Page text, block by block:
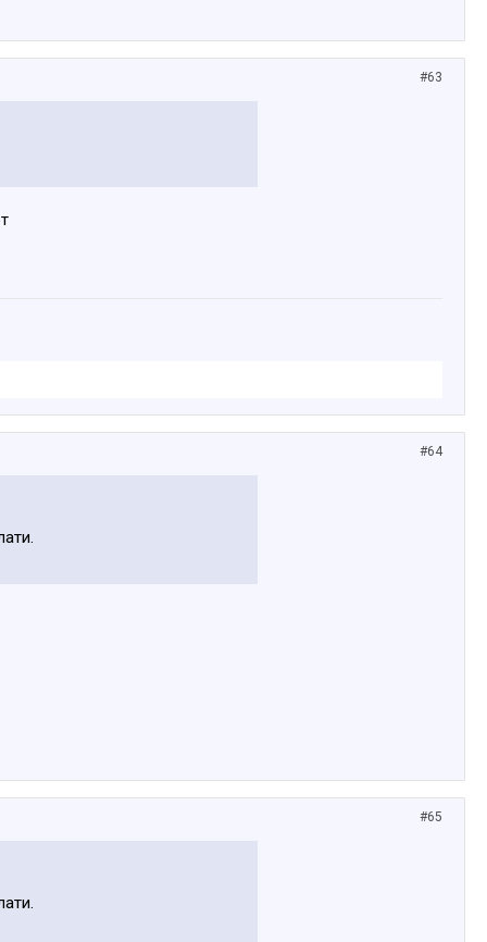
#63
#64
#65